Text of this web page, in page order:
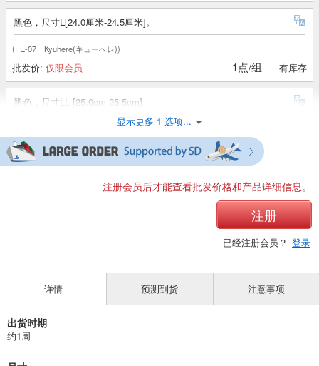
黑色，尺寸L[24.0厘米-24.5厘米]。
(FE-07 Kyuhere(キューへレ))
批发价: 仅限会员 1点/组 有库存
黑色，尺寸LL [25.0cm-25.5cm]。
(FE-07 Kyuhere(キューへレ))
批发价: 仅限会员 1点/组
显示更多 1 选项...
注册会员后才能查看批发价格和产品详细信息。
注册
已经注册会员？ 登录
详情
出货时期
约1周
预测到货 注意事项